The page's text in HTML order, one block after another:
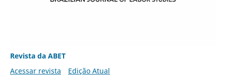
Revista da ABET
Acessar revista
Edição Atual